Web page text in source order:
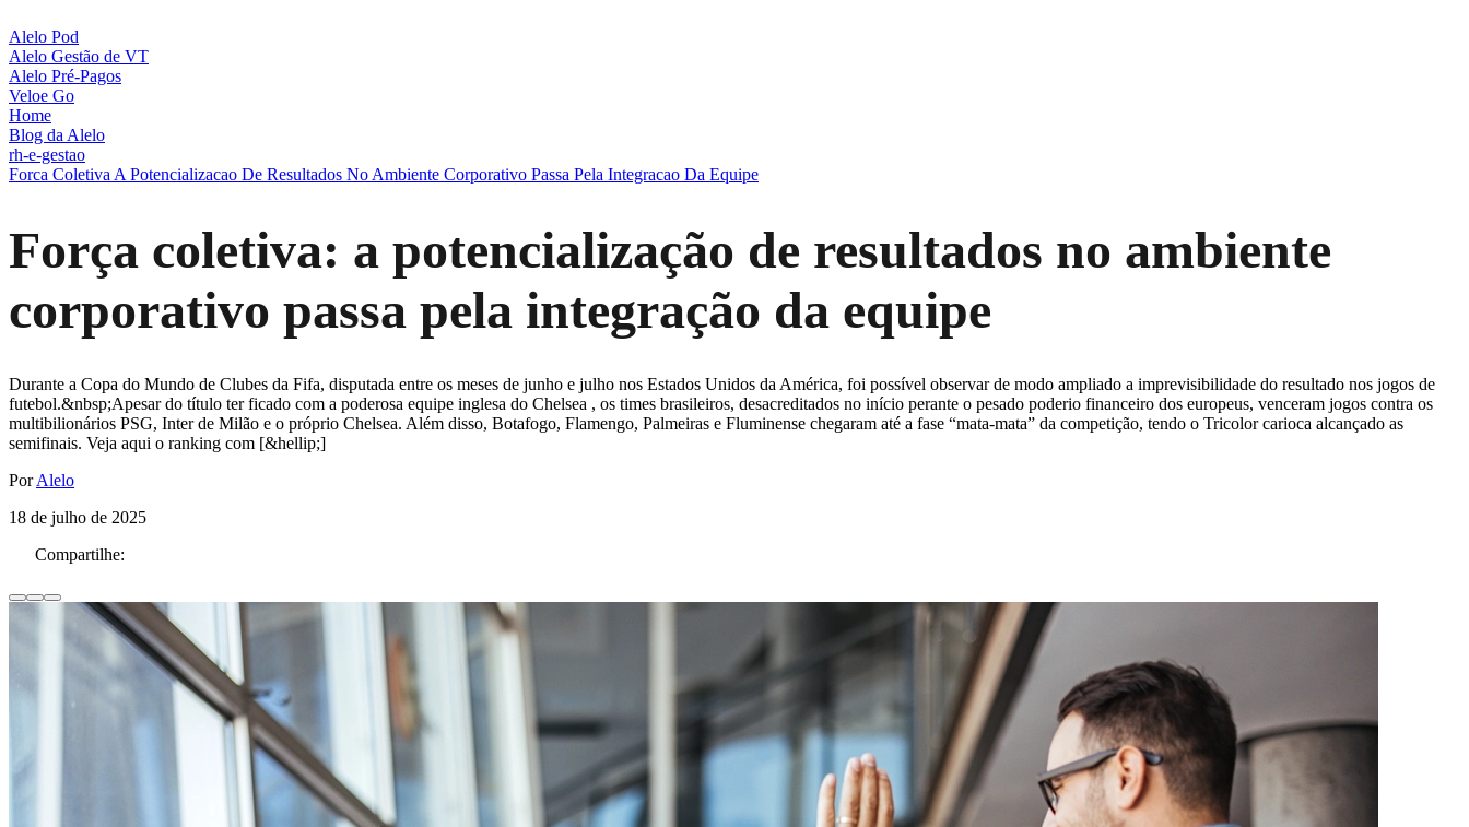
Alelo Pod
Alelo Gestão de VT
Alelo Pré-Pagos
Veloe Go
Home
Blog da Alelo
rh-e-gestao
Forca Coletiva A Potencializacao De Resultados No Ambiente Corporativo Passa Pela Integracao Da Equipe
Força coletiva: a potencialização de resultados no ambiente
corporativo passa pela integração da equipe
Durante a Copa do Mundo de Clubes da Fifa, disputada entre os meses de junho e julho nos Estados Unidos da América, foi possível observar de modo ampliado a imprevisibilidade do resultado nos jogos de
futebol.&nbsp;Apesar do título ter ficado com a poderosa equipe inglesa do Chelsea , os times brasileiros, desacreditados no início perante o pesado poderio financeiro dos europeus, venceram jogos contra os
multibilionários PSG, Inter de Milão e o próprio Chelsea. Além disso, Botafogo, Flamengo, Palmeiras e Fluminense chegaram até a fase “mata-mata” da competição, tendo o Tricolor carioca alcançado as
semifinais. Veja aqui o ranking com [&hellip;]
PorAlelo
18 de julho de 2025
Compartilhe: